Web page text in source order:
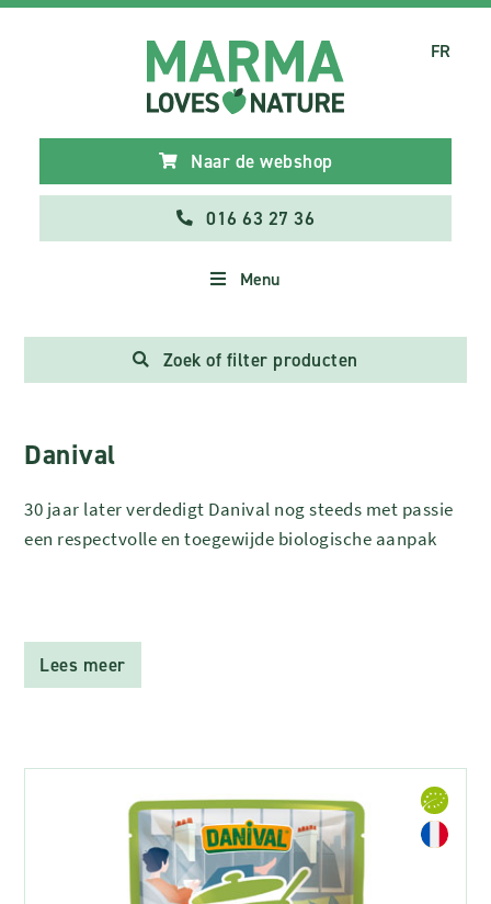
Naar de webshop
016 63 27 36
Menu
FR
Zoek of filter producten
Danival
30 jaar later verdedigt Danival nog steeds met passie
een respectvolle en toegewijde biologische aanpak
Lees meer